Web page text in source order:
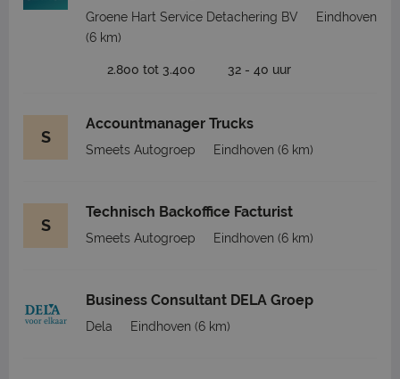
Groene Hart Service Detachering BV
Eindhoven
(6 km)
2.800 tot 3.400 32 - 40 uur
S
Accountmanager Trucks
Smeets Autogroep Eindhoven (6 km)
S
Technisch Backoffice Facturist
Smeets Autogroep Eindhoven (6 km)
Business Consultant DELA Groep
Dela Eindhoven (6 km)